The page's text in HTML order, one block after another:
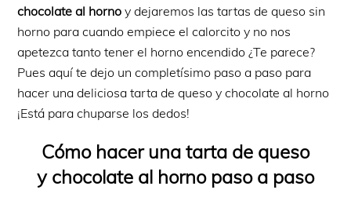
chocolate al horno y dejaremos las tartas de queso sin
horno para cuando empiece el calorcito y no nos
apetezca tanto tener el horno encendido ¿Te parece?
Pues aquí te dejo un completísimo paso a paso para
hacer una deliciosa tarta de queso y chocolate al horno
¡Está para chuparse los dedos!
Cómo hacer una tarta de queso
y chocolate al horno paso a paso